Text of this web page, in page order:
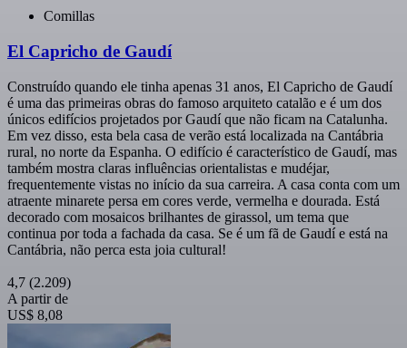
Comillas
El Capricho de Gaudí
Construído quando ele tinha apenas 31 anos, El Capricho de Gaudí
é uma das primeiras obras do famoso arquiteto catalão e é um dos
únicos edifícios projetados por Gaudí que não ficam na Catalunha.
Em vez disso, esta bela casa de verão está localizada na Cantábria
rural, no norte da Espanha. O edifício é característico de Gaudí, mas
também mostra claras influências orientalistas e mudéjar,
frequentemente vistas no início da sua carreira. A casa conta com um
atraente minarete persa em cores verde, vermelha e dourada. Está
decorado com mosaicos brilhantes de girassol, um tema que
continua por toda a fachada da casa. Se é um fã de Gaudí e está na
Cantábria, não perca esta joia cultural!
4,7 (2.209)
A partir de
US$ 8,08